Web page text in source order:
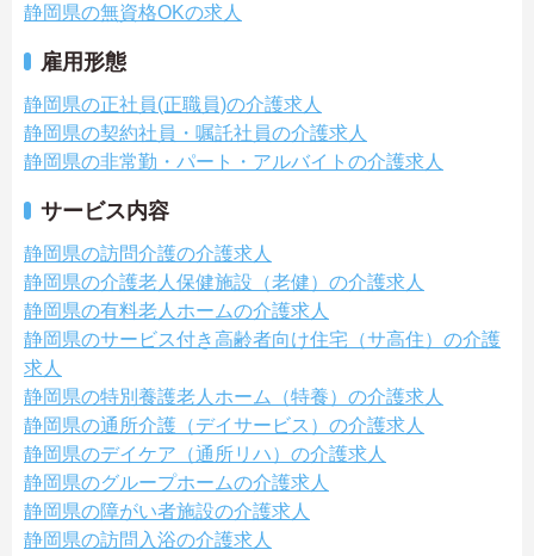
静岡県の無資格OKの求人
雇用形態
静岡県の正社員(正職員)の介護求人
静岡県の契約社員・嘱託社員の介護求人
静岡県の非常勤・パート・アルバイトの介護求人
サービス内容
静岡県の訪問介護の介護求人
静岡県の介護老人保健施設（老健）の介護求人
静岡県の有料老人ホームの介護求人
静岡県のサービス付き高齢者向け住宅（サ高住）の介護
求人
静岡県の特別養護老人ホーム（特養）の介護求人
静岡県の通所介護（デイサービス）の介護求人
静岡県のデイケア（通所リハ）の介護求人
静岡県のグループホームの介護求人
静岡県の障がい者施設の介護求人
静岡県の訪問入浴の介護求人